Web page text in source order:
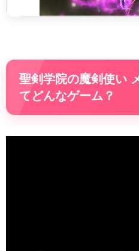
聖剣学院の魔剣使い
てどんなゲーム？